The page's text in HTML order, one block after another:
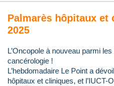
Palmarès hôpitaux et
2025
L’Oncopole à nouveau parmi
cancérologie !
L’hebdomadaire Le Point a
hôpitaux et cliniques, et l’IUCT-